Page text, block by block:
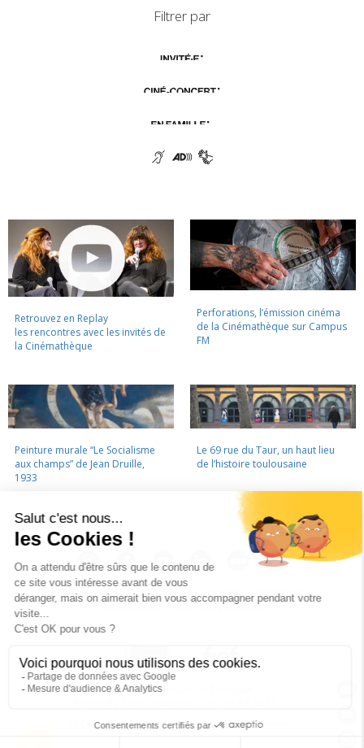
Filtrer par
Retrouvez en Replay
les rencontres avec les invités de
la Cinémathèque
Perforations, l’émission cinéma
de la Cinémathèque sur Campus
FM
Peinture murale “Le Socialisme
aux champs” de Jean Druille,
1933
Le 69 rue du Taur, un haut lieu
de l’histoire toulousaine
LA CINÉMATHÈQUE · CONTACTS · LETTRE D'INFORMATION ·
PARTENAIRES · MENTIONS LÉGALES
La Cinémathèque de Toulouse
La Cinémathèque de Toulouse © 2015. Tous droits réservés.